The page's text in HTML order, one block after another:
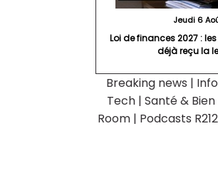
Jeudi 6
Loi de finances 2027 :
déjà reçu la
Breaking news |
Tech | Santé &
Room | Podcasts R212